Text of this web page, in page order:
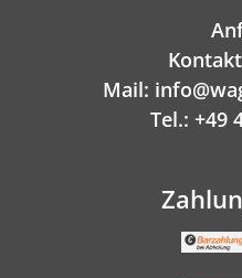
Mail:
Tel.: +49